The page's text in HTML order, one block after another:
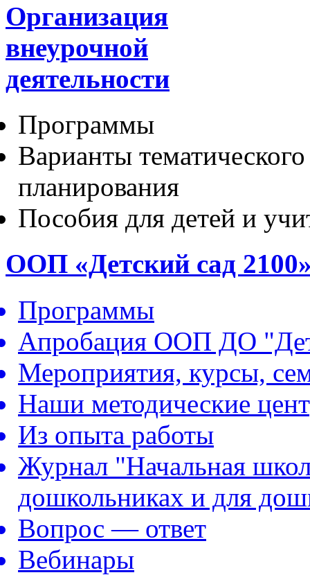
Организация
внеурочной
деятельности
Программы
Варианты тематического
планирования
Пособия для детей и
ООП «Детский сад
Программы
Апробация ООП ДО
Мероприятия, курсы,
Наши методические
Из опыта работы
Журнал "Начальная
дошкольниках и для
Вопрос — ответ
Вебинары